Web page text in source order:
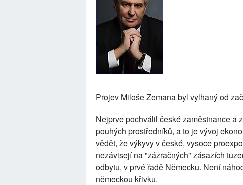
Projev Miloše Zemana byl vylhaný od
Nejprve pochválil české zaměstnance a
pouhých prostředníků, a to je vývoj
vědět, že výkyvy v české, vysoce
nezávisejí na "zázračných" zásazích
odbytu, v prvé řadě Německu. Není
německou křivku.